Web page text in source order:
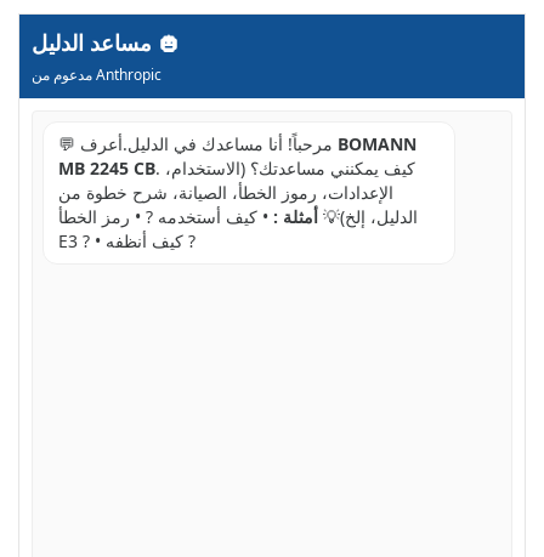
مدعوم من Anthropic
💬 مرحباً! أنا مساعدك في الدليل.أعرف BOMANN
MB 2245 CB. كيف يمكنني مساعدتك؟ (الاستخدام،
الإعدادات، رموز الخطأ، الصيانة، شرح خطوة من
الدليل، إلخ)💡 أمثلة : • كيف أستخدمه ? • رمز الخطأ
E3 ? • كيف أنظفه ?